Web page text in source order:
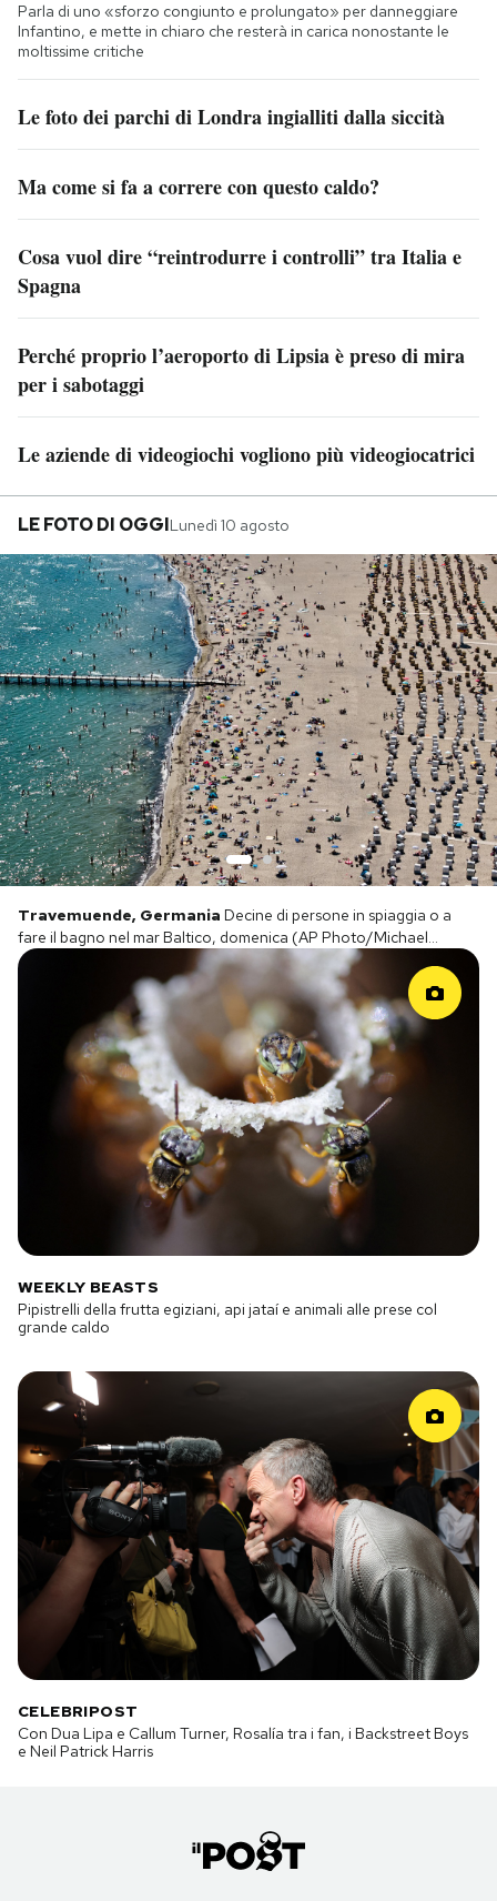
Parla di uno «sforzo congiunto e prolungato» per danneggiare
Infantino, e mette in chiaro che resterà in carica nonostante le
moltissime critiche
Le foto dei parchi di Londra ingialliti dalla siccità
Ma come si fa a correre con questo caldo?
Cosa vuol dire “reintrodurre i controlli” tra Italia e
Spagna
Perché proprio l’aeroporto di Lipsia è preso di mira
per i sabotaggi
Le aziende di videogiochi vogliono più videogiocatrici
LE FOTO DI OGGILunedì 10 agosto
Banda Aceh, IndonesiaDecorazioni in vista dei festeggiamenti
per la giornata dell'Indipendenza, che ricorre il 17 agosto
(EPA/HOTLI SIMANJUNTAK)
WEEKLY BEASTS
Pipistrelli della frutta egiziani, api jataí e animali alle prese col
grande caldo
CELEBRIPOST
Con Dua Lipa e Callum Turner, Rosalía tra i fan, i Backstreet Boys
e Neil Patrick Harris